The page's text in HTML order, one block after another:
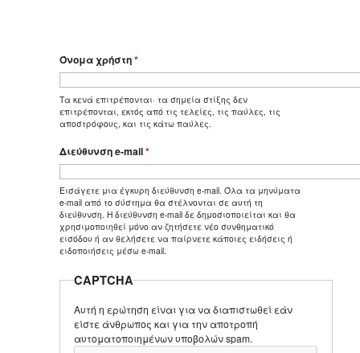
Όνομα χρήστη*
Τα κενά επιτρέπονται· τα σημεία στίξης δεν
επιτρέπονται, εκτός από τις τελείες, τις παύλες, τις
αποστρόφους, και τις κάτω παύλες.
Διεύθυνση e-mail*
Εισάγετε μια έγκυρη διεύθυνση e-mail. Όλα τα μηνύματα
e-mail από το σύστημα θα στέλνονται σε αυτή τη
διεύθυνση. Η διεύθυνση e-mail δε δημοσιοποιείται και θα
χρησιμοποιηθεί μόνο αν ζητήσετε νέο συνθηματικό
εισόδου ή αν θελήσετε να παίρνετε κάποιες ειδήσεις ή
ειδοποιήσεις μέσω e-mail.
CAPTCHA
Αυτή η ερώτηση είναι για να διαπιστωθεί εάν
είστε άνθρωπος και για την αποτροπή
αυτοματοποιημένων υποβολών spam.